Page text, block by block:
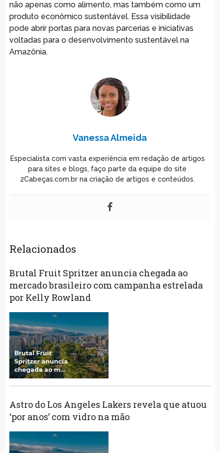
não apenas como alimento, mas também como um
produto econômico sustentável. Essa visibilidade
pode abrir portas para novas parcerias e iniciativas
voltadas para o desenvolvimento sustentável na
Amazônia.
Vanessa Almeida
Especialista com vasta experiência em redação de artigos
para sites e blogs, faço parte da equipe do site
2Cabeças.com.br na criação de artigos e conteúdos.
Relacionados
Brutal Fruit Spritzer anuncia chegada ao
mercado brasileiro com campanha estrelada
por Kelly Rowland
Astro do Los Angeles Lakers revela que atuou
‘por anos’ com vidro na mão